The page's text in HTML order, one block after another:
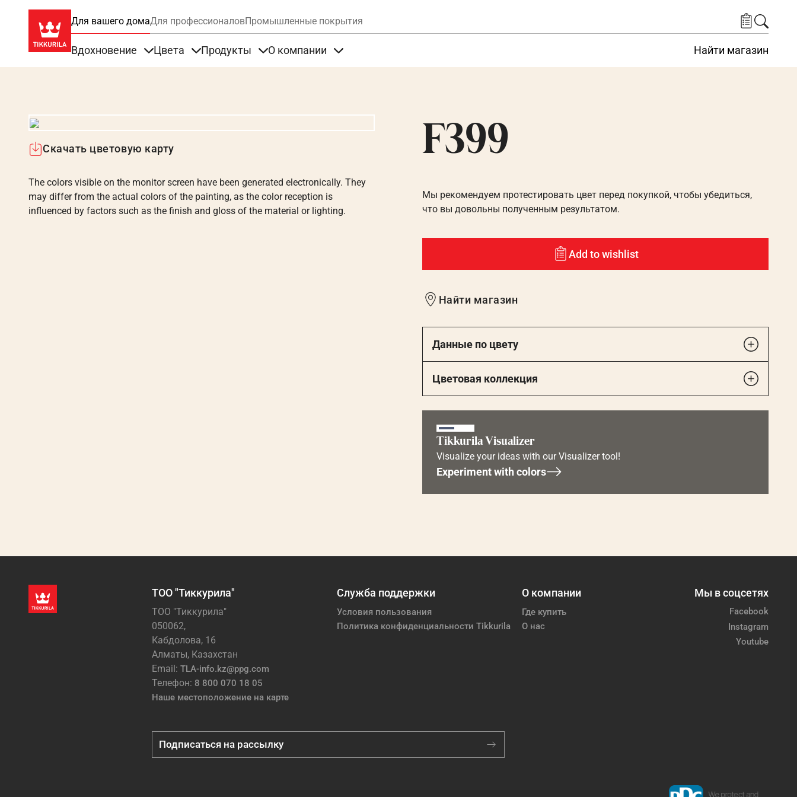
Для вашего домаДля профессионаловПромышленные покрытия
Вдохновение Цвета Продукты О компании Найти магазин
F399
Скачать цветовую карту
The colors visible on the monitor screen have been generated electronically. They
may differ from the actual colors of the painting, as the color reception is
influenced by factors such as the finish and gloss of the material or lighting.
Мы рекомендуем протестировать цвет перед покупкой, чтобы убедиться,
что вы довольны полученным результатом.
Add to wishlist
Найти магазин
Данные по цвету
Цветовая коллекция
Tikkurila Visualizer
Visualize your ideas with our Visualizer tool!
Experiment with colors
ТОО "Тиккурила"
ТОО "Тиккурила"
050062,
Кабдолова, 16
Алматы, Казахстан
Email: TLA-info.kz@ppg.com
Телефон: 8 800 070 18 05
Наше местоположение на карте
Служба поддержки
Условия пользования
Политика конфиденциальности Tikkurila
О компании
Где купить
О нас
Мы в соцсетях
Facebook
Instagram
Youtube
Подписаться на рассылку